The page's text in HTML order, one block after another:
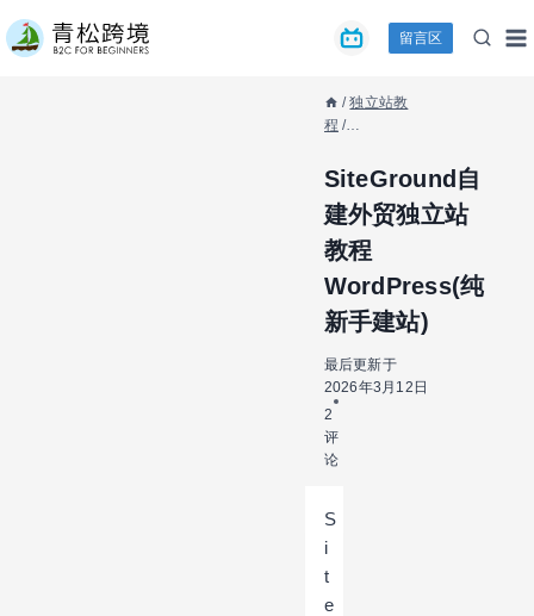
到
留言区
/ 独立站教
程 /
建外贸独立站
WordPress(纯
新手建站)
SiteGround自
建外贸独立站
教程
WordPress(纯
新手建站)
最后更新于
2026年3月12日
2
评
论
S
i
t
e